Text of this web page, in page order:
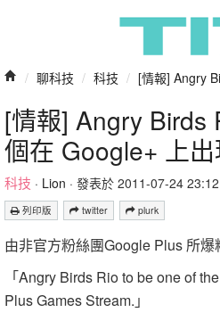
/ 聊科技 / 科技 / [情報] Angry
[情報] Angry Birds
個在 Google+ 上出
科技 · Lion · 發表於 2011-07-24 23:12
列印版 twitter plurk
由非官方粉絲團Google Plus 所爆
「Angry Birds Rio to be one of
Plus Games Stream.」